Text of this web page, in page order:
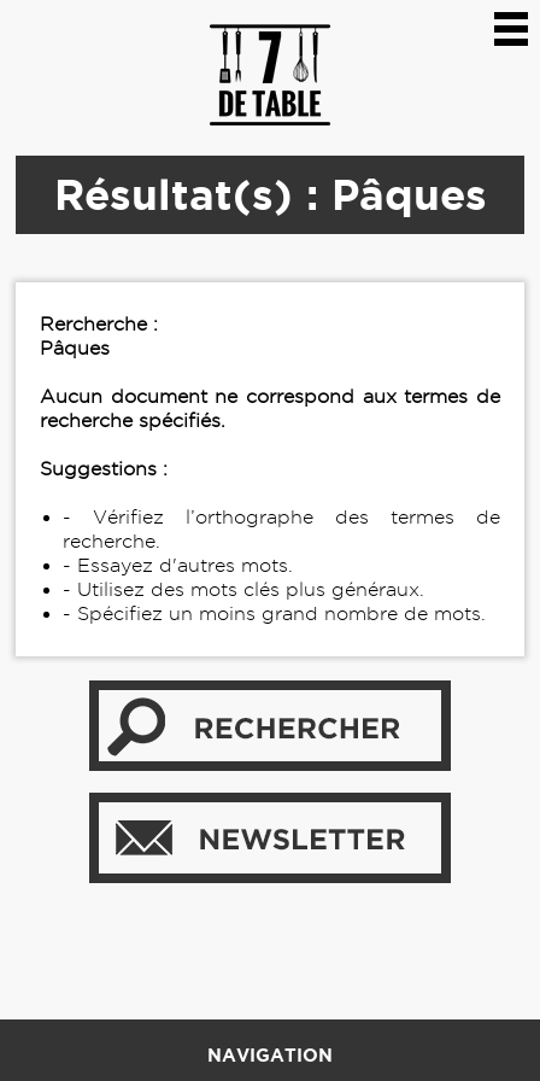
Résultat(s) : Pâques
Rercherche :
Pâques
Aucun document ne correspond aux termes de
recherche spécifiés.
Suggestions :
- Vérifiez l’orthographe des termes de
recherche.
- Essayez d'autres mots.
- Utilisez des mots clés plus généraux.
- Spécifiez un moins grand nombre de mots.
NAVIGATION